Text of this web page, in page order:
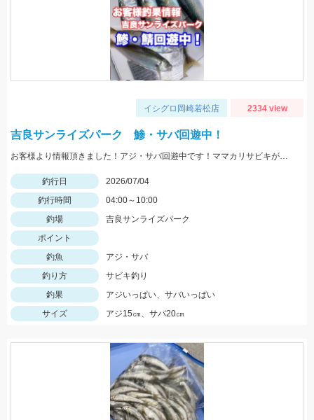
イシグロ岡崎若松店 2334 view
吉良サンライズパーク 鯵・サバ回遊中！
お客様より情報頂きました！アジ・サバ回遊中です！ママカリサビキが反応◎暗いうちが釣りやすいそうです！
釣行日
2026/07/04
釣行時間
04:00～10:00
釣場
吉良サンライズパーク
ポイント
釣魚
アジ・サバ
釣り方
サビキ釣り
釣果
アジいっぱい、サバいっぱい
サイズ
アジ15㎝、サバ20㎝